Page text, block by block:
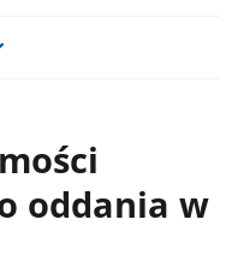
oddania w